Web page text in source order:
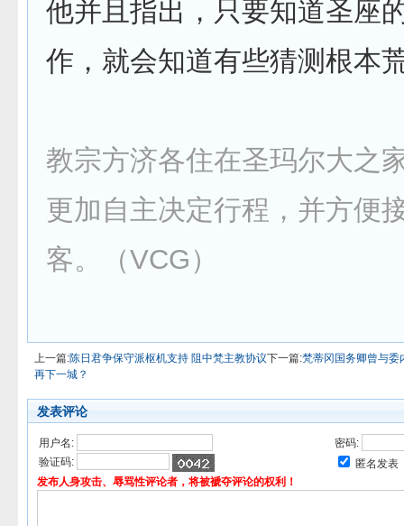
他并且指出，只要知道圣座
作，就会知道有些猜测根本
教宗方济各住在圣玛尔大之
更加自主决定行程，并方便
客。（VCG）
上一篇:陈日君争保守派枢机支持 阻中梵主教协议下一篇:梵蒂冈国务卿曾与委
再下一城？
发表评论
用户名:
密码:
验证码:
匿名发表
发布人身攻击、辱骂性评论者，将被褫夺评论的权利！